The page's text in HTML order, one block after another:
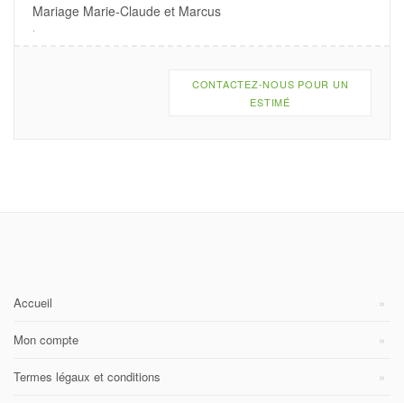
Mariage Marie-Claude et Marcus
CONTACTEZ-NOUS POUR UN
ESTIMÉ
Accueil
Mon compte
Termes légaux et conditions